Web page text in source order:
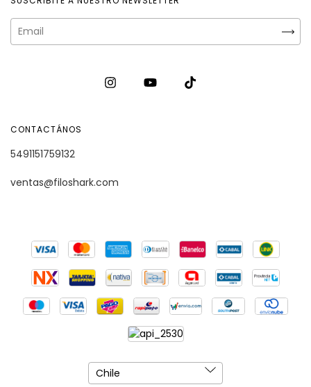
CONTACTÁNOS
5491151759132
ventas@filoshark.com